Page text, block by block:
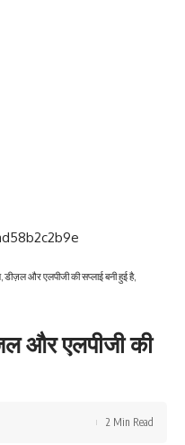
डीज़ल और एलपीजी की सप्लाई बनी हुई है,
और एलपीजी की
2 Min Read